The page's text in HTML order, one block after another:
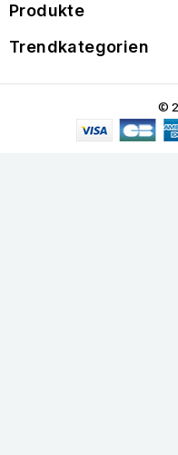
Produkte
Trendkategorien
©